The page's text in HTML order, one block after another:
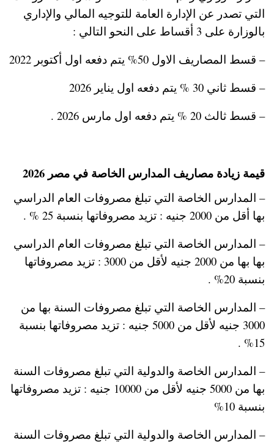
التي تصدر عن الإدارة العامة للتوجيه المالي والإداري
بالوزارة على 3 أقساط على النحو التالي :
– قسط المصاريف الاول 50% يتم دفعه اول أكتوبر 2022
– قسط ثاني 30 % يتم دفعه اول يناير 2026
– قسط ثالث 20 % يتم دفعه اول مارس 2026 .
قيمة زيادة مصاريف المدارس الخاصة في مصر 2026
– المدارس الخاصة التي تبلغ مصروفات العام الدراسي
بها أقل من 2000 جنيه : تزيد مصروفاتها بنسبة 25 % .
– المدارس الخاصة التي تبلغ مصروفات العام الدراسي
بها بها من 2000 جنيه لأقل من 3000 : تزيد مصروفاتها
بنسبة 20% .
– المدارس الخاصة التي تبلغ مصروفات السنة بها من
3000 جنيه لأقل من 5000 جنيه : تزيد مصروفاتها بنسبة
15% .
– المدارس الخاصة والدولية التي تبلغ مصروفات السنة
بها من 5000 جنيه لأقل من 10000 جنيه : تزيد مصروفاتها
بنسبة 10%
– المدارس الخاصة والدولية التي تبلغ مصروفات السنة